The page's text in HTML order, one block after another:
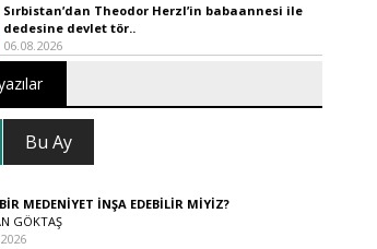
Sırbistan’dan Theodor Herzl’in babaannesi ile
dedesine devlet tör..
06.08.2026
Bu Ay
MEDENİYET İNŞA EDEBİLİR MİYİZ?
GÖKTAŞ